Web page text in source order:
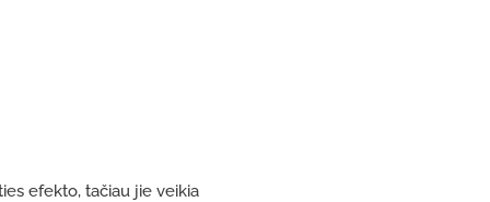
efekto, tačiau jie veikia